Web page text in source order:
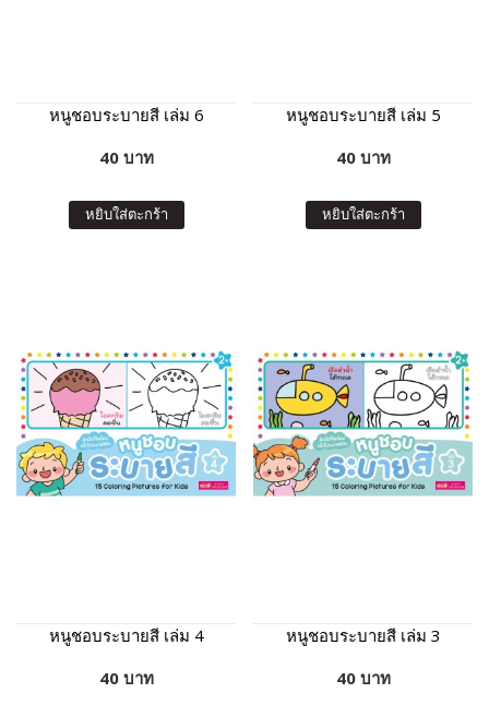
หนูชอบระบายสี เล่ม 6
40 บาท
หยิบใส่ตะกร้า
หนูชอบระบายสี เล่ม 5
40 บาท
หยิบใส่ตะกร้า
หนูชอบระบายสี เล่ม 4
40 บาท
หนูชอบระบายสี เล่ม 3
40 บาท